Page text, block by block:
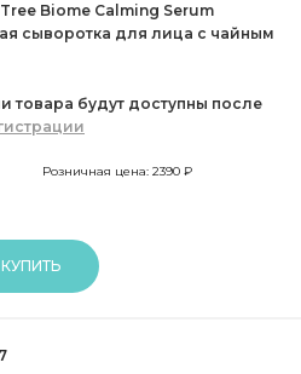
Tree Biome Calming Serum
сыворотка для лица с чайным
товара будут доступны после
Розничная цена: 2390 ₽
КУПИТЬ